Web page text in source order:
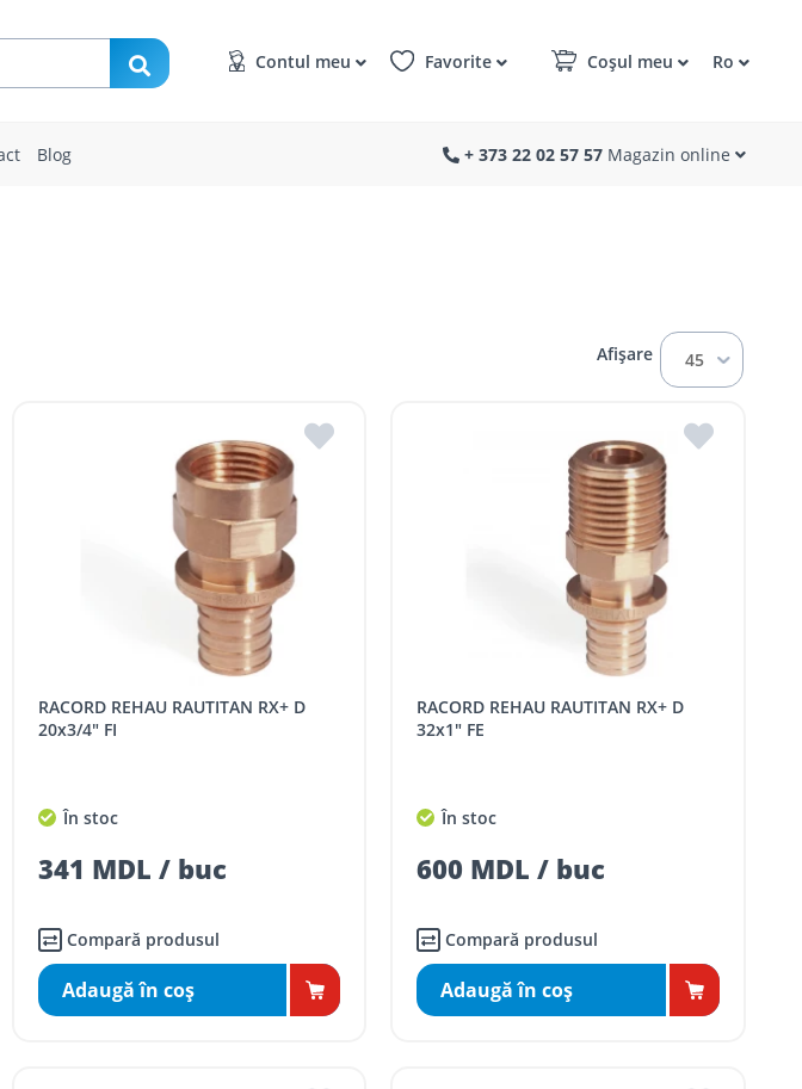
Contul meu Favorite Coșul meu Ro
Blog + 373 22 02 57 57 Magazin online
Afișare 45
RACORD REHAU RAUTITAN RX+ D
20x3/4" FI
În stoc
341 MDL / buc
Compară produsul
Adaugă în coş
RACORD REHAU RAUTITAN RX+ D
32x1" FE
În stoc
600 MDL / buc
Compară produsul
Adaugă în coş